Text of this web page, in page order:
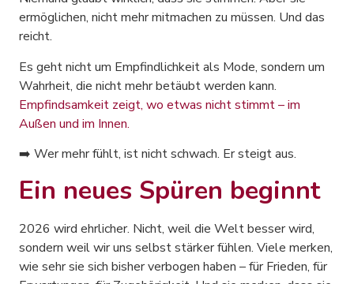
ermöglichen, nicht mehr mitmachen zu müssen. Und das
reicht.
Es geht nicht um Empfindlichkeit als Mode, sondern um
Wahrheit, die nicht mehr betäubt werden kann.
Empfindsamkeit zeigt, wo etwas nicht stimmt – im
Außen und im Innen.
➡️ Wer mehr fühlt, ist nicht schwach. Er steigt aus.
Ein neues Spüren beginnt
2026 wird ehrlicher. Nicht, weil die Welt besser wird,
sondern weil wir uns selbst stärker fühlen. Viele merken,
wie sehr sie sich bisher verbogen haben – für Frieden, für